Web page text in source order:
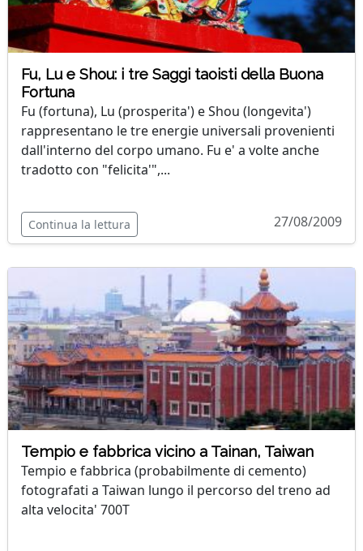
Fu, Lu e Shou: i tre Saggi taoisti della Buona
Fortuna
Fu (fortuna), Lu (prosperita') e Shou (longevita')
rappresentano le tre energie universali provenienti
dall'interno del corpo umano. Fu e' a volte anche
tradotto con "felicita'",...
Continua la lettura 27/08/2009
Tempio e fabbrica vicino a Tainan, Taiwan
Tempio e fabbrica (probabilmente di cemento)
fotografati a Taiwan lungo il percorso del treno ad
alta velocita' 700T